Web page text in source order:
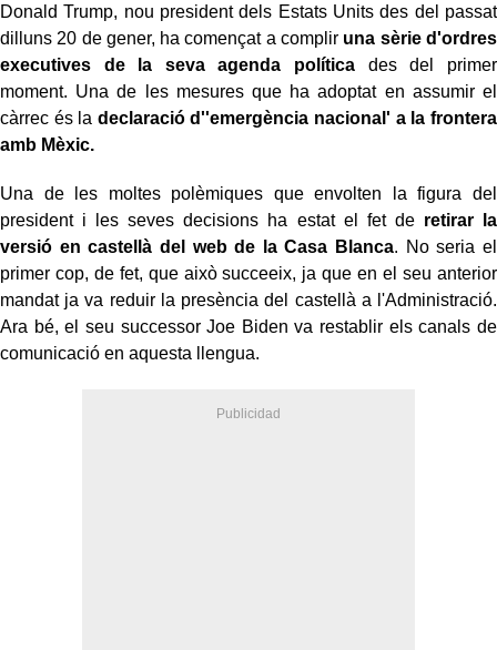
Donald Trump, nou president dels Estats Units des del passat
dilluns 20 de gener, ha començat a complir una sèrie d'ordres
executives de la seva agenda política des del primer
moment. Una de les mesures que ha adoptat en assumir el
càrrec és la declaració d''emergència nacional' a la frontera
amb Mèxic.
Una de les moltes polèmiques que envolten la figura del
president i les seves decisions ha estat el fet de retirar la
versió en castellà del web de la Casa Blanca. No seria el
primer cop, de fet, que això succeeix, ja que en el seu anterior
mandat ja va reduir la presència del castellà a l'Administració.
Ara bé, el seu successor Joe Biden va restablir els canals de
comunicació en aquesta llengua.